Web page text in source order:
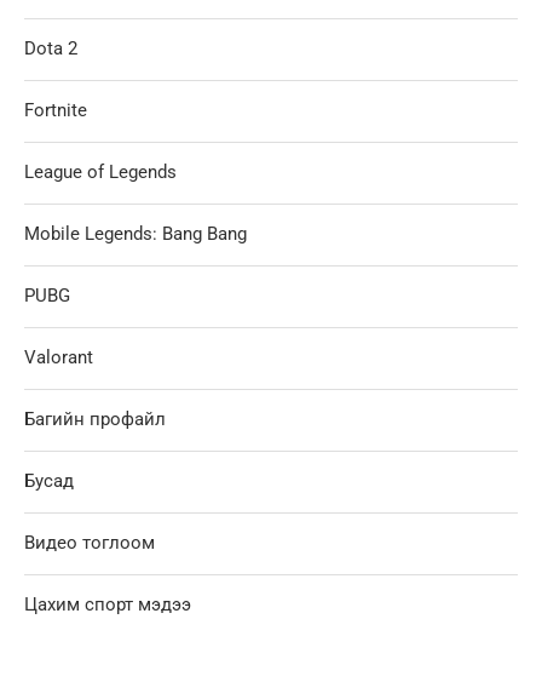
Dota 2
Fortnite
League of Legends
Mobile Legends: Bang Bang
PUBG
Valorant
Багийн профайл
Бусад
Видео тоглоом
Цахим спорт мэдээ